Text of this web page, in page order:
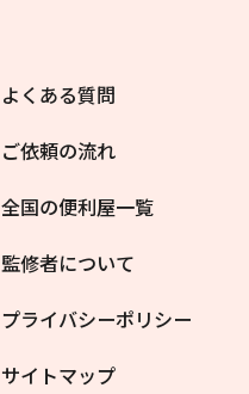
よくある質問
ご依頼の流れ
全国の便利屋一覧
監修者について
プライバシーポリシー
サイトマップ